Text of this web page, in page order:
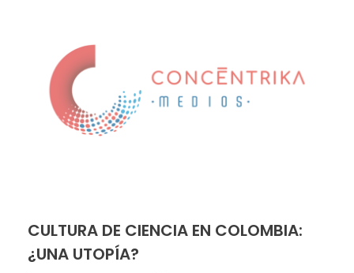
CULTURA DE CIENCIA EN COLOMBIA:
¿UNA UTOPÍA?